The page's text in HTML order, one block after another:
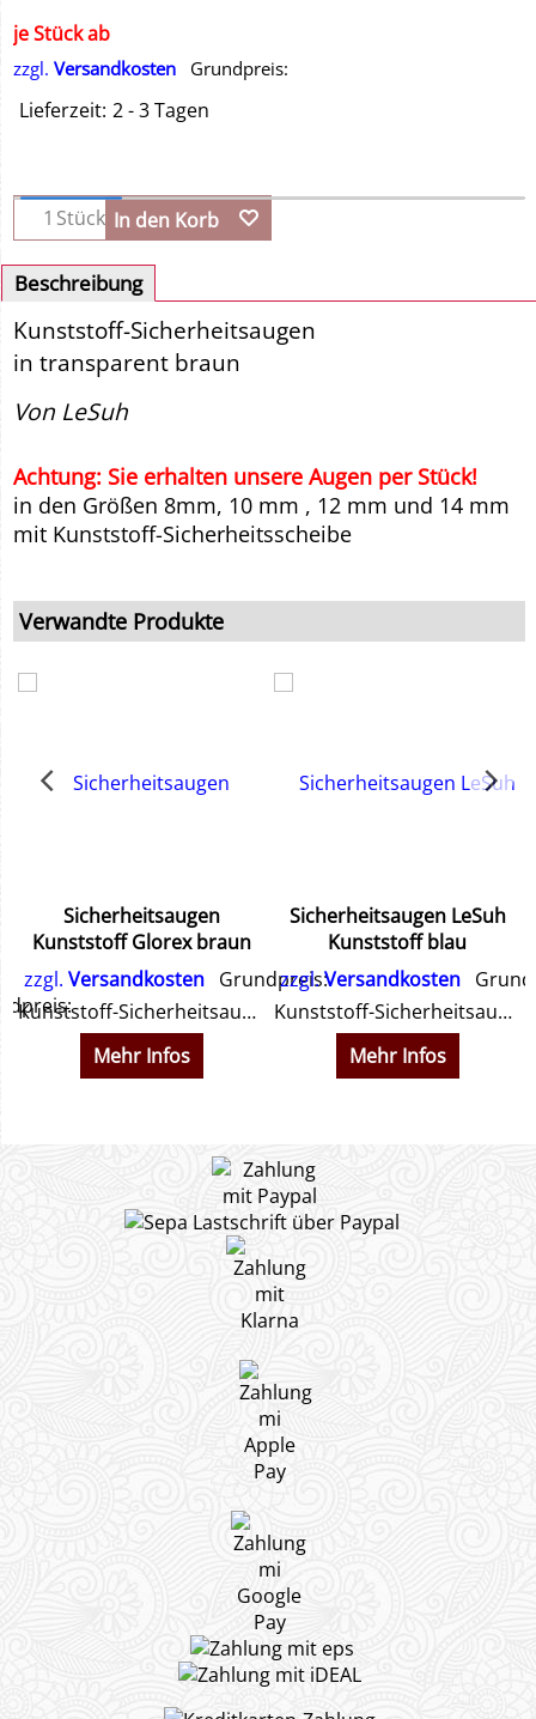
je Stück ab
zzgl. Versandkosten Grundpreis:
Lieferzeit: 2 - 3 Tagen
Stück In den Korb
Beschreibung
Kunststoff-Sicherheitsaugen
in transparent braun
Von LeSuh
Achtung: Sie erhalten unsere Augen per Stück!
in den Größen 8mm, 10 mm , 12 mm und 14 mm
mit Kunststoff-Sicherheitsscheibe
Verwandte Produkte
Sicherheitsaugen
Kunststoff Glorex braun
zzgl.Versandkosten Grundpreis:
Kunststoff-Sicherheitsaugen in braun Von Glorex
Mehr Infos
Sicherheitsaugen LeSuh
Kunststoff blau
zzgl.Versandkosten
Kunststoff-Sicherheitsaugen verschiedene Größen
Mehr Infos